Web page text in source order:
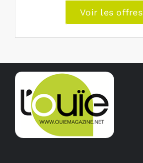
Voir les offres